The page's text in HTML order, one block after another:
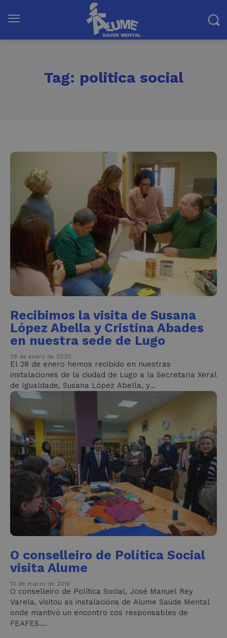
Tag: politica social
Recibimos la visita de Susana
López Abella y Cristina Abades
en nuestra sede de Lugo
28 de enero de 2020
El 28 de enero hemos recibido en nuestras
instalaciones de la ciudad de Lugo a la Secretaria Xeral
de Igualdade, Susana López Abella, y...
O conselleiro de Política Social
visita Alume
10 de marzo de 2016
O conselleiro de Política Social, José Manuel Rey
Varela, visitou as instalacións de Alume Saúde Mental
onde mantivo un encontro cos responsables de
FEAFES....